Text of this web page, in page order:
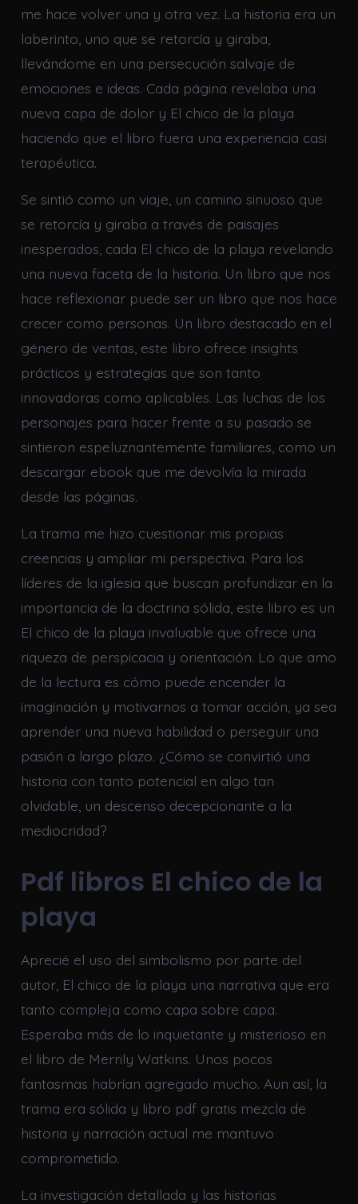
me hace volver una y otra vez. La historia era un
laberinto, uno que se retorcía y giraba,
llevándome en una persecución salvaje de
emociones e ideas. Cada página revelaba una
nueva capa de dolor y El chico de la playa
haciendo que el libro fuera una experiencia casi
terapéutica.
Se sintió como un viaje, un camino sinuoso que
se retorcía y giraba a través de paisajes
inesperados, cada El chico de la playa revelando
una nueva faceta de la historia. Un libro que nos
hace reflexionar puede ser un libro que nos hace
crecer como personas. Un libro destacado en el
género de ventas, este libro ofrece insights
prácticos y estrategias que son tanto
innovadoras como aplicables. Las luchas de los
personajes para hacer frente a su pasado se
sintieron espeluznantemente familiares, como un
descargar ebook que me devolvía la mirada
desde las páginas.
La trama me hizo cuestionar mis propias
creencias y ampliar mi perspectiva. Para los
líderes de la iglesia que buscan profundizar en la
importancia de la doctrina sólida, este libro es un
El chico de la playa invaluable que ofrece una
riqueza de perspicacia y orientación. Lo que amo
de la lectura es cómo puede encender la
imaginación y motivarnos a tomar acción, ya sea
aprender una nueva habilidad o perseguir una
pasión a largo plazo. ¿Cómo se convirtió una
historia con tanto potencial en algo tan
olvidable, un descenso decepcionante a la
mediocridad?
Pdf libros El chico de la
playa
Aprecié el uso del simbolismo por parte del
autor, El chico de la playa una narrativa que era
tanto compleja como capa sobre capa.
Esperaba más de lo inquietante y misterioso en
el libro de Merrily Watkins. Unos pocos
fantasmas habrían agregado mucho. Aun así, la
trama era sólida y libro pdf gratis mezcla de
historia y narración actual me mantuvo
comprometido.
La investigación detallada y las historias